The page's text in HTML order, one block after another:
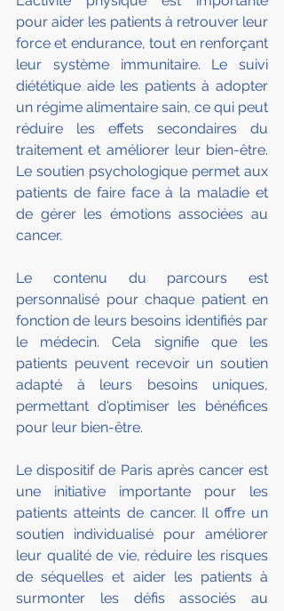
pour aider les patients à retrouver leur
force et endurance, tout en renforçant
leur système immunitaire. Le suivi
diététique aide les patients à adopter
un régime alimentaire sain, ce qui peut
réduire les effets secondaires du
traitement et améliorer leur bien-être.
Le soutien psychologique permet aux
patients de faire face à la maladie et
de gérer les émotions associées au
cancer.
Le contenu du parcours est
personnalisé pour chaque patient en
fonction de leurs besoins identifiés par
le médecin. Cela signifie que les
patients peuvent recevoir un soutien
adapté à leurs besoins uniques,
permettant d'optimiser les bénéfices
pour leur bien-être.
Le dispositif de Paris après cancer est
une initiative importante pour les
patients atteints de cancer. Il offre un
soutien individualisé pour améliorer
leur qualité de vie, réduire les risques
de séquelles et aider les patients à
surmonter les défis associés au